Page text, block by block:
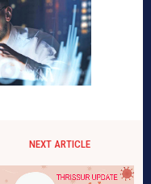
NEXT ARTICLE